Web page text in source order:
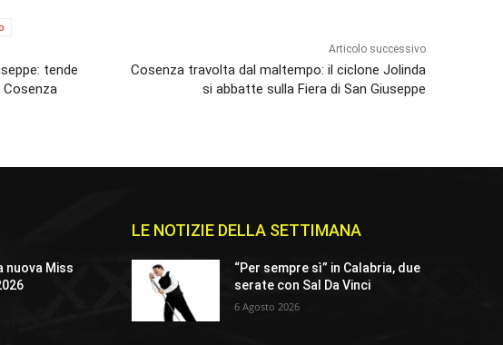
tende
Articolo successivo
Cosenza travolta dal maltempo: il ciclone Jolinda
si abbatte sulla Fiera di San Giuseppe
nuova Miss
LE NOTIZIE DELLA SETTIMANA
“Per sempre sì” in Calabria, due
serate con Sal Da Vinci
6 Agosto 2026